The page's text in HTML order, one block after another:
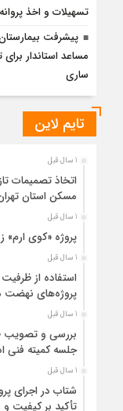
تسهیلات و اخذ
ساری
تایم لاین
1 سال قبل
اتخاذ تصمیمات
مسکن استان
1 سال قبل
پروژه «کوی
1 سال قبل
استفاده از
پروژه‌های
1 سال قبل
بررسی و تصویب
جلسه کمیته فنی
1 سال قبل
تأکید بر کیفیت